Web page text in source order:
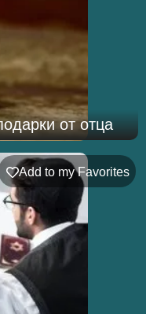
от отца
Add to my Favorites